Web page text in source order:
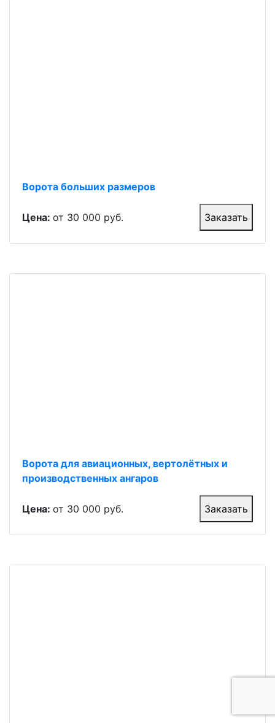
Ворота больших размеров
Цена: от 30 000 руб. Заказать
Ворота для авиационных, вертолётных и
производственных ангаров
Цена: от 30 000 руб. Заказать